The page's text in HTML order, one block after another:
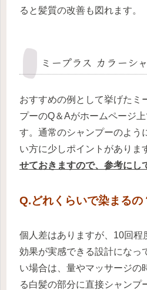
ると髪質の改善も図れます。
ミープラス カラーシ
おすすめの例として挙げたミ
プーのQ＆Aがホームページ
す。通常のシャンプーのよう
い方に少しポイントがありま
せておきますので、参考にし
Q.どれくらいで染まるの
個人差はありますが、10回程
効果が実感できる設計になっ
い場合は、量やマッサージの
る白髪の部分に直接シャンプ